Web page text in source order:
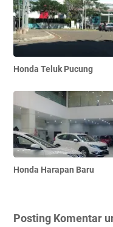
Honda Teluk Pucung
Honda Harapan Baru
Posting Komentar